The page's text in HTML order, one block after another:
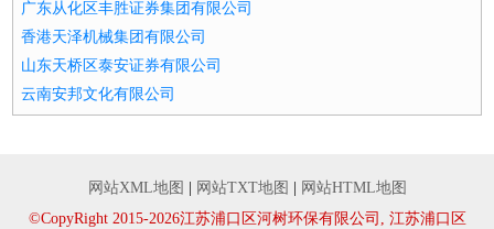
广东从化区丰胜证券集团有限公司
香港天泽机械集团有限公司
山东天桥区泰安证券有限公司
云南安邦文化有限公司
网站XML地图 网站TXT地图
网站HTML地图
©CopyRight 2015-2026江苏浦口区河树环保有限公司, 江苏浦口区